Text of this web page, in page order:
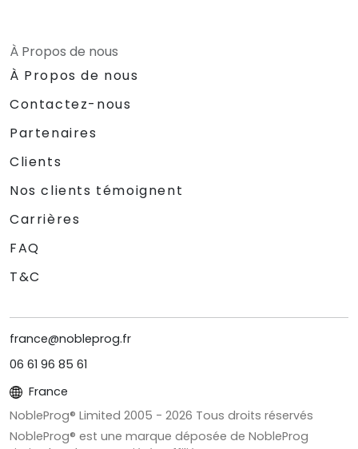
À Propos de nous
À Propos de nous
Contactez-nous
Partenaires
Clients
Nos clients témoignent
Carrières
FAQ
T&C
france@nobleprog.fr
06 61 96 85 61
France
NobleProg® Limited 2005 - 2026 Tous droits réservés
NobleProg® est une marque déposée de NobleProg